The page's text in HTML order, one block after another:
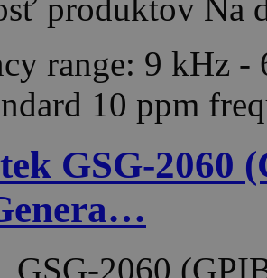
produktov Na
range: 9 kHz
10 ppm
GSG-2060
2060